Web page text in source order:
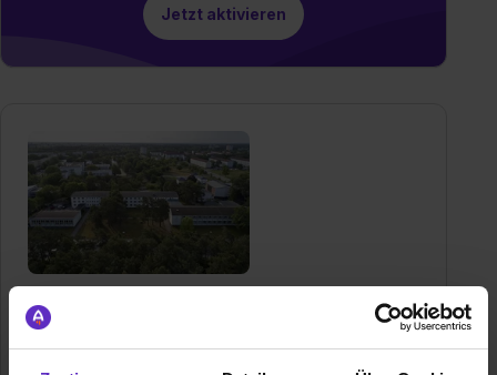
Jetzt aktivieren
Schule für Gesundheits- und Pflegeberufe
e.V. Eisenhüttenstadt (Medizinische
Fachschule)